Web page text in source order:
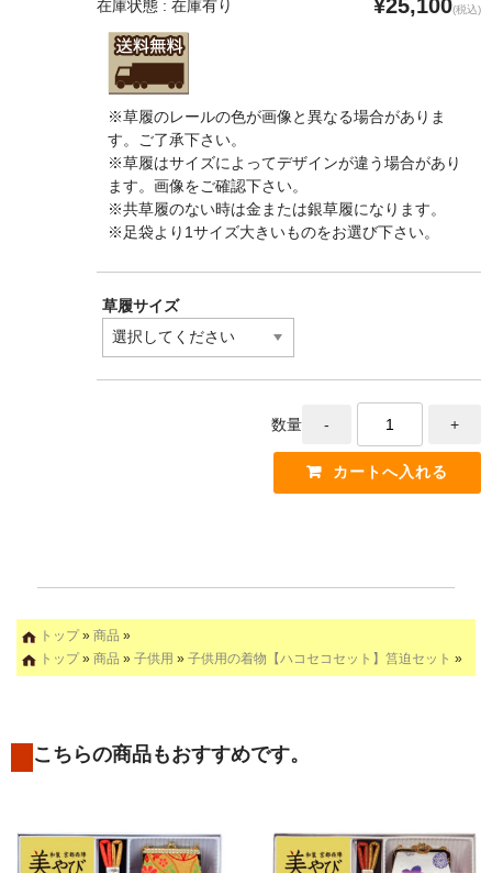
在庫状態 : 在庫有り ¥25,100(税込)
※草履のレールの色が画像と異なる場合がありま
す。ご了承下さい。
※草履はサイズによってデザインが違う場合があり
ます。画像をご確認下さい。
※共草履のない時は金または銀草履になります。
※足袋より1サイズ大きいものをお選び下さい。
草履サイズ
数量
トップ» 商品 »
トップ» 商品 » 子供用 » 子供用の着物【ハコセコセット】筥迫セット »
こちらの商品もおすすめです。